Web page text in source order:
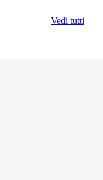
Vedi tutti